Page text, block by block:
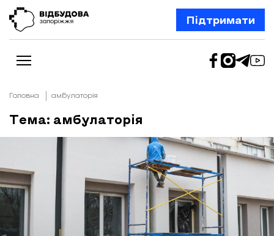
Підтримати
Новини
Відбудова Запоріжжя
Ексклюзив
Бізнес
Шлях додому
Відбудова. Життя
Колонки
Про нас
Редакційна політика
Головна амбулаторія
Тема: амбулаторія